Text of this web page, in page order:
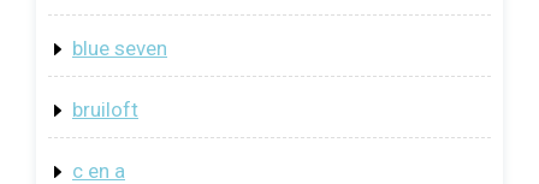
blue seven
bruiloft
c en a